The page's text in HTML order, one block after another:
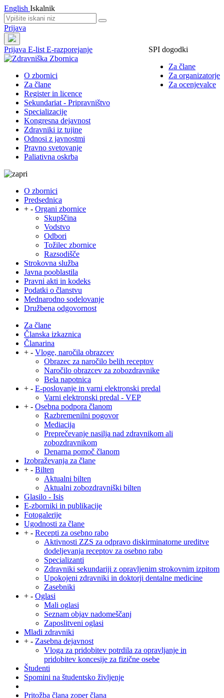
English Iskalnik
Prijava
Prijava
SPI dogodki
Za člane
Za organizatorje
Za ocenjevalce
E-list E-razporejanje
O zbornici
Za člane
Register in licence
Sekundariat - Pripravništvo
Specializacije
Kongresna dejavnost
Zdravniki iz tujine
Odnosi z javnostmi
Pravno svetovanje
Paliativna oskrba
O zbornici
Predsednica
+ - Organi zbornice
Skupščina
Vodstvo
Odbori
Tožilec zbornice
Razsodišče
Strokovna služba
Javna pooblastila
Pravni akti in kodeks
Podatki o članstvu
Mednarodno sodelovanje
Družbena odgovornost
Za člane
Članska izkaznica
Članarina
+ - Vloge, naročila obrazcev
Obrazec za naročilo belih receptov
Naročilo obrazcev za zobozdravnike
Bela napotnica
+ - E-poslovanje in varni elektronski predal
Varni elektronski predal - VEP
+ - Osebna podpora članom
Razbremenilni pogovor
Mediacija
Preprečevanje nasilja nad zdravnikom ali
zobozdravnikom
Denarna pomoč članom
Izobraževanja za člane
+ - Bilten
Aktualni bilten
Aktualni zobozdravniški bilten
Glasilo - Isis
E-zborniki in publikacije
Fotogalerije
Ugodnosti za člane
+ - Recepti za osebno rabo
Aktivnosti ZZS za odpravo diskirminatorne ureditve
dodeljevanja receptov za osebno rabo
Specializanti
Zdravniki sekundariji z opravljenim strokovnim izpitom
Upokojeni zdravniki in doktorji dentalne medicine
Zasebniki
+ - Oglasi
Mali oglasi
Seznam objav nadomeščanj
Zaposlitveni oglasi
Mladi zdravniki
+ - Zasebna dejavnost
Vloga za pridobitev potrdila za opravljanje in
pridobitev koncesije za fizične osebe
Študenti
Spomini na študentsko življenje
Pritožba člana zoper člana